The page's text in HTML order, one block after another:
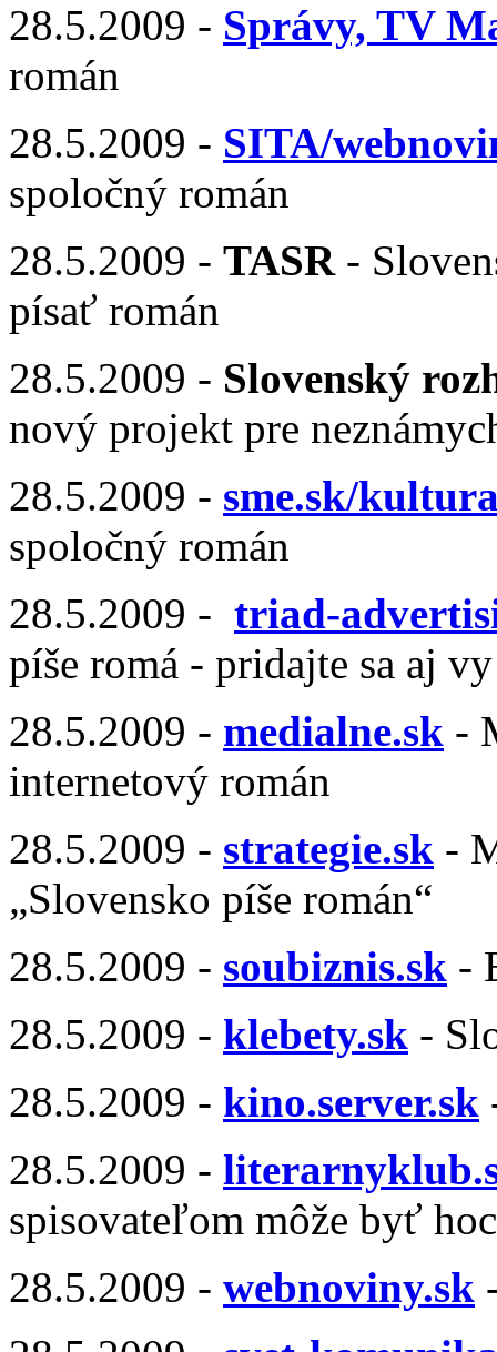
28.5.2009 - Správy, TV
román
28.5.2009 - SITA/
spoločný román
28.5.2009 - TASR-
písať román
28.5.2009 - Slovenský
nový projekt pre
28.5.2009 - sme.sk/
spoločný román
28.5.2009 - triad-
píše romá - pridajte sa aj vy
28.5.2009 - medialne.sk -
internetový román
28.5.2009 - strategie.sk -
„Slovensko píše román“
28.5.2009 - soubiznis.sk -
28.5.2009 - klebety.sk -
28.5.2009 - kino.server.sk
28.5.2009 -
spisovateľom môže byť
28.5.2009 - webnoviny.sk